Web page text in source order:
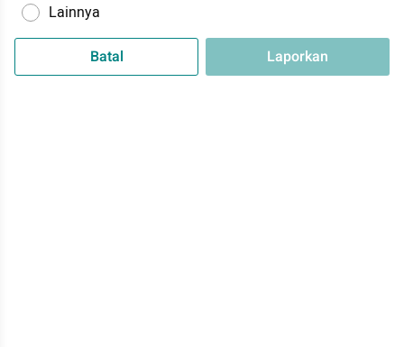
Lainnya
Batal Laporkan